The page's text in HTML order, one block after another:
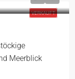
VERKAUFT
Meerblick